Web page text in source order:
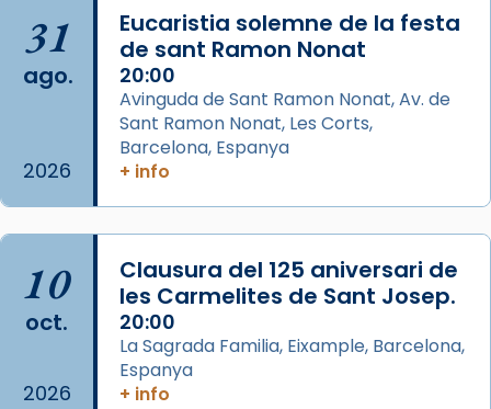
Arquebisbat de Barcelona
2 weeks ago
Memòria de les santes Juliana i
Semproniana, verges i màrtirs.
Acompanyant la història de sant Cugat, a
partir de l’Edat Mitjana sorgeix la tradició
frare Joan Gaspar Roig, afirma en una obra
que les santes són filles de l’antiga Iluro.
Mataró en reivindicarà les relíq
Foto
31
ago.
2026
Eucaristia solemne de la festa
de sant Ramon Nonat
20:00
Avinguda de Sant Ramon Nonat, Av. de
Sant Ramon Nonat, Les Corts,
Barcelona, Espanya
+ info
10
oct.
2026
Clausura del 125 aniversari de
les Carmelites de Sant Josep.
20:00
La Sagrada Familia, Eixample, Barcelona,
Espanya
+ info